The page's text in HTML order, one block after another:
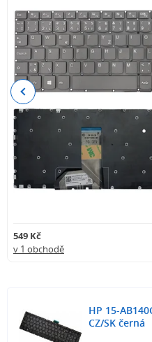
549 Kč
v 1 obchodě
Previous
HP 15-
CZ/SK černá